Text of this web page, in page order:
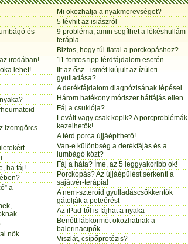
és
irodában!
lehet!
izomgörcs
ha fáj!
a
nők
Mi okozhatja a nyakmerevséget?
5 tévhit az isiászról
9 probléma, amin segíthet a lökéshullám
terápia
Biztos, hogy túl fiatal a porckopáshoz?
11 fontos tipp térdfájdalom esetén
Itt az ősz - ismét kiújult az ízületi
gyulladása?
A derékfájdalom diagnózisának lépései
Három hatékony módszer hátfájás ellen
Fáj a csuklója?
Levált vagy csak kopik? A porcproblémák
kezelhetők!
A térd porca újjáépíthető!
Van-e különbség a derékfájás és a
lumbágó közt?
Fáj a háta? Íme, az 5 leggyakoribb ok!
Porckopás? Az újjáépülést serkenti a
sajátvér-terápia!
A nem-szteroid gyulladáscsökkentők
gátolják a peteérést
Az iPad-től is fájhat a nyaka
Benőtt lábkörmöt okozhatnak a
balerinacipők
Viszlát, csípőprotézis?